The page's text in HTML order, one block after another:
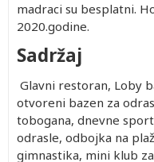
madraci su besplatni.
2020.godine.
Sadržaj
Glavni restoran, Loby
otvoreni bazen za
tobogana, dnevne
odrasle, odbojka na
gimnastika, mini klub